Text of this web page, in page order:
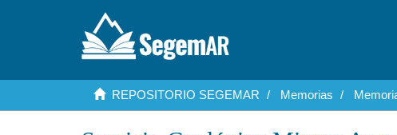
REPOSITORIO SEGEMAR Memorias